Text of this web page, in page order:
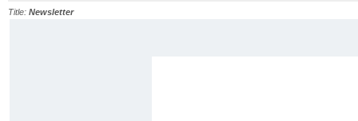
Title: Newsletter